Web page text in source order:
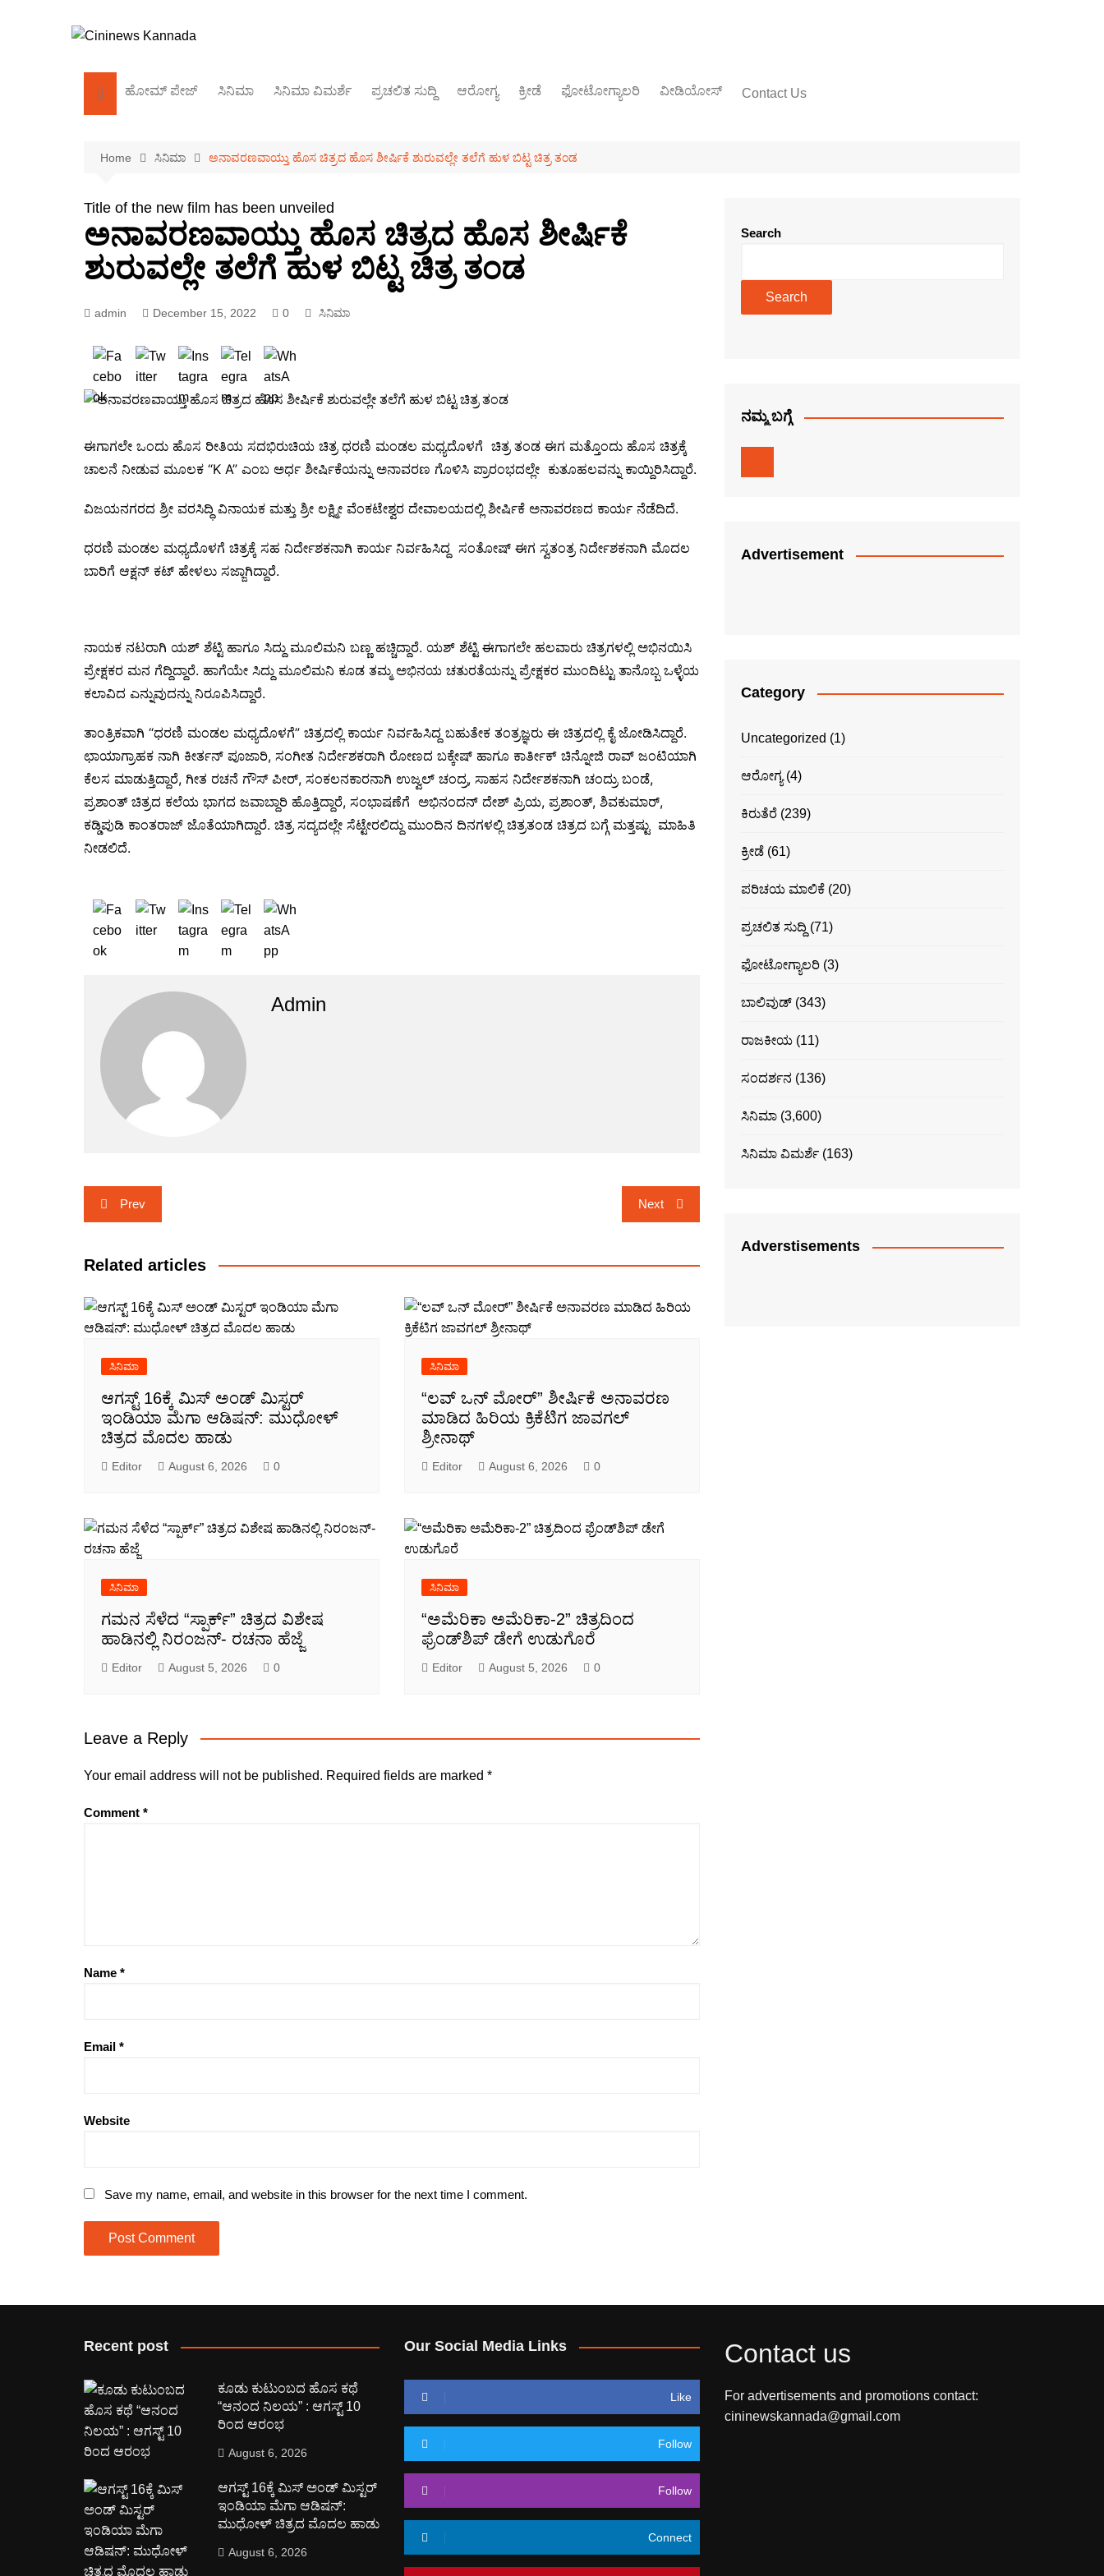
ಹೋಮ್‌ ಪೇಜ್ ಸಿನಿಮಾ
ಬಾಲಿವುಡ್
ಸಿನಿಮಾ ವಿಮರ್ಶೆ ಪ್ರಚಲಿತ ಸುದ್ದಿ ಆರೋಗ್ಯ ಕ್ರೀಡೆ ಫೋಟೋಗ್ಯಾಲರಿ ವೀಡಿಯೋಸ್ Contact Us
Home ಸಿನಿಮಾ ಅನಾವರಣವಾಯ್ತು ಹೊಸ ಚಿತ್ರದ ಹೊಸ ಶೀರ್ಷಿಕೆ ಶುರುವಲ್ಲೇ ತಲೆಗೆ ಹುಳ ಬಿಟ್ಟ ಚಿತ್ರ ತಂಡ
Title of the new film has been unveiled
ಅನಾವರಣವಾಯ್ತು ಹೊಸ ಚಿತ್ರದ ಹೊಸ ಶೀರ್ಷಿಕೆ
ಶುರುವಲ್ಲೇ ತಲೆಗೆ ಹುಳ ಬಿಟ್ಟ ಚಿತ್ರ ತಂಡ
admin December 15, 2022 0 ಸಿನಿಮಾ
ಈಗಾಗಲೇ ಒಂದು ಹೊಸ ರೀತಿಯ ಸದಭಿರುಚಿಯ ಚಿತ್ರ ಧರಣಿ ಮಂಡಲ ಮಧ್ಯದೊಳಗೆ ಚಿತ್ರ ತಂಡ ಈಗ ಮತ್ತೊಂದು ಹೊಸ ಚಿತ್ರಕ್ಕೆ
ಚಾಲನೆ ನೀಡುವ‌ ಮೂಲಕ “K A” ಎಂಬ ಅರ್ಧ ಶೀರ್ಷಿಕೆಯನ್ನು ಅನಾವರಣ ಗೊಳಿಸಿ ಪ್ರಾರಂಭದಲ್ಲೇ ಕುತೂಹಲವನ್ನು ಕಾಯ್ದಿರಿಸಿದ್ದಾರೆ.
ವಿಜಯನಗರದ ಶ್ರೀ ವರಸಿದ್ಧಿ ವಿನಾಯಕ ಮತ್ತು ಶ್ರೀ ಲಕ್ಷ್ಮೀ ವೆಂಕಟೇಶ್ವರ ದೇವಾಲಯದಲ್ಲಿ ಶೀರ್ಷಿಕೆ ಅನಾವರಣದ ಕಾರ್ಯ ನೆಡೆದಿದೆ.
ಧರಣಿ ಮಂಡಲ ಮಧ್ಯದೊಳಗೆ ಚಿತ್ರಕ್ಕೆ ಸಹ ನಿರ್ದೇಶಕನಾಗಿ ಕಾರ್ಯ ನಿರ್ವಹಿಸಿದ್ದ ಸಂತೋಷ್ ಈಗ ಸ್ವತಂತ್ರ ನಿರ್ದೇಶಕನಾಗಿ ಮೊದಲ
ಬಾರಿಗೆ ಆಕ್ಷನ್ ಕಟ್ ಹೇಳಲು ಸಜ್ಜಾಗಿದ್ದಾರೆ.
ನಾಯಕ ನಟರಾಗಿ ಯಶ್ ಶೆಟ್ಟಿ ಹಾಗೂ ಸಿದ್ದು ಮೂಲಿಮನಿ ಬಣ್ಣ ಹಚ್ಚಿದ್ದಾರೆ. ಯಶ್ ಶೆಟ್ಟಿ ಈಗಾಗಲೇ ಹಲವಾರು ಚಿತ್ರಗಳಲ್ಲಿ ಅಭಿನಯಿಸಿ
ಪ್ರೇಕ್ಷಕರ ಮನ ಗೆದ್ದಿದ್ದಾರೆ. ಹಾಗೆಯೇ ಸಿದ್ದು ಮೂಲಿಮನಿ ಕೂಡ ತಮ್ಮ ಅಭಿನಯ ಚತುರತೆಯನ್ನು ಪ್ರೇಕ್ಷಕರ ಮುಂದಿಟ್ಟು ತಾನೊಬ್ಬ ಒಳ್ಳೆಯ
ಕಲಾವಿದ ಎನ್ನುವುದನ್ನು ನಿರೂಪಿಸಿದ್ದಾರೆ.
ತಾಂತ್ರಿಕವಾಗಿ “ಧರಣಿ ಮಂಡಲ ಮಧ್ಯದೊಳಗೆ” ಚಿತ್ರದಲ್ಲಿ ಕಾರ್ಯ ನಿರ್ವಹಿಸಿದ್ದ ಬಹುತೇಕ ತಂತ್ರಜ್ಞರು ಈ ಚಿತ್ರದಲ್ಲಿ ಕೈ ಜೋಡಿಸಿದ್ದಾರೆ.
ಛಾಯಾಗ್ರಾಹಕ ನಾಗಿ ಕೀರ್ತನ್ ಪೂಜಾರಿ, ಸಂಗೀತ ನಿರ್ದೇಶಕರಾಗಿ ರೋಣದ ಬಕ್ಕೇಷ್ ಹಾಗೂ ಕಾರ್ತೀಕ್‌ ಚಿನ್ನೋಜಿ ರಾವ್ ಜಂಟಿಯಾಗಿ
ಕೆಲಸ ಮಾಡುತ್ತಿದ್ದಾರೆ, ಗೀತ ರಚನೆ ಗೌಸ್ ಪೀರ್, ಸಂಕಲನಕಾರನಾಗಿ ಉಜ್ವಲ್ ಚಂದ್ರ, ಸಾಹಸ ನಿರ್ದೇಶಕನಾಗಿ ಚಂದ್ರು ಬಂಡೆ,
ಪ್ರಶಾಂತ್ ಚಿತ್ರದ ಕಲೆಯ ಭಾಗದ ಜವಾಬ್ದಾರಿ ಹೊತ್ತಿದ್ದಾರೆ, ಸಂಭಾಷಣೆಗೆ ಅಭಿನಂದನ್ ದೇಶ್ ಪ್ರಿಯ, ಪ್ರಶಾಂತ್, ಶಿವಕುಮಾರ್,
ಕಡ್ಡಿಪುಡಿ ಕಾಂತರಾಜ್ ಜೊತೆಯಾಗಿದ್ದಾರೆ. ಚಿತ್ರ ಸದ್ಯದಲ್ಲೇ ಸೆಟ್ಟೇರಲಿದ್ದು ಮುಂದಿನ ದಿನಗಳಲ್ಲಿ ಚಿತ್ರತಂಡ ಚಿತ್ರದ ಬಗ್ಗೆ ಮತ್ತಷ್ಟು ಮಾಹಿತಿ
ನೀಡಲಿದೆ.
Admin
Post
navigation
Prev Next
Related articles
ಸಿನಿಮಾ
ಆಗಸ್ಟ್ 16ಕ್ಕೆ ಮಿಸ್ ಅಂಡ್ ಮಿಸ್ಟರ್
ಇಂಡಿಯಾ ಮೆಗಾ ಆಡಿಷನ್: ಮುಧೋಳ್
ಚಿತ್ರದ ಮೊದಲ ಹಾಡು
Editor August 6, 2026 0
ಸಿನಿಮಾ
“ಲವ್ ಒನ್ ಮೋರ್” ಶೀರ್ಷಿಕೆ ಅನಾವರಣ
ಮಾಡಿದ ಹಿರಿಯ ಕ್ರಿಕೆಟಿಗ ಜಾವಗಲ್
ಶ್ರೀನಾಥ್
Editor August 6, 2026 0
ಸಿನಿಮಾ
ಗಮನ ಸೆಳೆದ “ಸ್ಪಾರ್ಕ್” ಚಿತ್ರದ ವಿಶೇಷ
ಹಾಡಿನಲ್ಲಿ ನಿರಂಜನ್- ರಚನಾ ಹೆಜ್ಜೆ
Editor August 5, 2026 0
ಸಿನಿಮಾ
“ಅಮೆರಿಕಾ ಅಮೆರಿಕಾ-2” ಚಿತ್ರದಿಂದ
ಫ್ರೆಂಡ್‍ಶಿಪ್ ಡೇಗೆ ಉಡುಗೊರೆ
Editor August 5, 2026 0
Leave a Reply
Your email address will not be published. Required fields are marked *
Comment *
Name *
Email *
Website
Save my name, email, and website in this browser for the next time I comment.
Search
Search
ನಮ್ಮ ಬಗ್ಗೆ
Advertisement
Category
Uncategorized (1)
ಆರೋಗ್ಯ(4)
ಕಿರುತೆರೆ (239)
ಕ್ರೀಡೆ (61)
ಪರಿಚಯ ಮಾಲಿಕೆ (20)
ಪ್ರಚಲಿತ ಸುದ್ದಿ (71)
ಫೋಟೋಗ್ಯಾಲರಿ (3)
ಬಾಲಿವುಡ್ (343)
ರಾಜಕೀಯ (11)
ಸಂದರ್ಶನ (136)
ಸಿನಿಮಾ (3,600)
ಸಿನಿಮಾ ವಿಮರ್ಶೆ (163)
Adverstisements
Recent post
ಕೂಡು ಕುಟುಂಬದ ಹೊಸ ಕಥೆ
“ಆನಂದ ನಿಲಯ” : ಆಗಸ್ಟ್ 10
ರಿಂದ ಆರಂಭ
August 6, 2026
ಆಗಸ್ಟ್ 16ಕ್ಕೆ ಮಿಸ್ ಅಂಡ್ ಮಿಸ್ಟರ್
ಇಂಡಿಯಾ ಮೆಗಾ ಆಡಿಷನ್:
ಮುಧೋಳ್ ಚಿತ್ರದ ಮೊದಲ ಹಾಡು
August 6, 2026
Our Social Media Links
Like
Follow
Follow
Connect
Contact us
For advertisements and promotions contact:
cininewskannada@gmail.com